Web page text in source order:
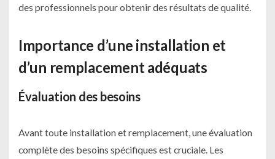
des professionnels pour obtenir des résultats de qualité.
Importance d’une installation et
d’un remplacement adéquats
Évaluation des besoins
Avant toute installation et remplacement, une évaluation
complète des besoins spécifiques est cruciale. Les